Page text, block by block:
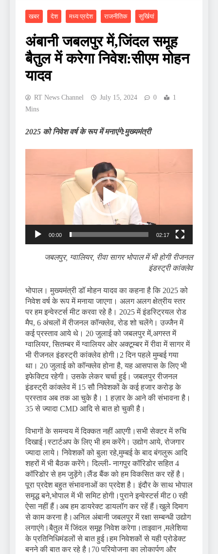
खबर देश मध्य प्रदेश राजनीतिक सुर्खियां
अंबानी जबलपुर में,जिंदल समूह
बैतुल में करेगा निवेश:सीएम मोहन
यादव
RT News Channel July 15, 2024 0
1
Mins
2025 को निवेश वर्ष के रूप में मनाएंगे:मुख्यमंत्री
00:00 02:17
जबलपुर, ग्वालियर, रीवा सागर भोपाल में भी होगी रीजनल
इंडस्ट्री कांक्लेव
भोपाल। मुख्यमंत्री डॉ मोहन यादव का कहना है कि 2025 को
निवेश वर्ष के रूप में मनाया जाएगा। अलग अलग क्षेत्रीय स्तर
पर हम इन्वेस्टर्स मीट करवा रहे है। 2025 में इंडस्ट्रियल रोड
मैप, 6 अंचलों में रीजनल कॉन्क्लेव, रोड शो चलेंगे। उज्जैन में
कई प्रस्ताव आये थे। 20 जुलाई को जबलपुर में,अगस्त में
ग्वालियर, सितम्बर में ग्वालियर ओर अक्टूम्बर में रीवा में सागर में
भी रीजनल इंडस्ट्री कांक्लेव होगी।2 दिन पहले मुम्बई गया
था। 20 जुलाई को कॉन्क्लेव होना है, यह आसपास के लिए भी
इफेक्टिव रहेगी। उसके लेकर चर्चा हुई। जबलपुर रीजनल
इंडस्ट्री कांक्लेव में 15 सौ निवेशकों के कई हजार करोड़ के
प्रस्ताव अब तक आ चुके है। 1 हज़ार के आने की संभावना है।
35 से ज्यादा CMD आदि से बात हो चुकी है।
विभागों के समन्वय में दिक्कत नहीं आएगी।सभी सेक्टर में रुचि
दिखाई।स्टार्टअप के लिए भी हम करेंगे। उद्योग आये, रोजगार
ज्यादा लाये। निवेशकों को बुला रहे,मुम्बई के बाद बंगलुरू आदि
शहरों में भी बैठक करेंगे। दिल्ली- नागपुर कॉरिडोर सहित 4
कॉरिडोर से हम जुड़ेंगे।लैंड बैंक को हम विकसित कर रहें है।
पूरा प्रदेश बहुत संभावनाओं का प्रदेश है। इंदौर के साथ भोपाल
समृद्ध बने,भोपाल में भी समिट होगी।पुराने इन्वेस्टर्स मीट 0 रही
ऐसा नहीं हैं।अब हम डायरेक्ट डायलॉग कर रहें हैं।खुले दिमाग
से काम करना है।अनिल अंबानी जबलपुर में रक्षा सम्बन्धी उद्योग
लगाएंगे।बैतुल में जिंदल समूह निवेश करेगा।ताइवान ,मलेशिया
के प्रतिनिधिमंडलों से बात हुई।हम निवेशकों से यही प्रोडेक्ट
बनने की बात कर रहे है।70 परियोजना का लोकार्पण और